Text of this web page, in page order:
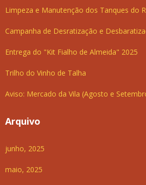
Limpeza e Manutenção dos Tanques do
Campanha de Desratização e
Entrega do "Kit Fialho de Almeida" 2025
Trilho do Vinho de Talha
Aviso: Mercado da Vila (Agosto e
Arquivo
junho, 2025
maio, 2025